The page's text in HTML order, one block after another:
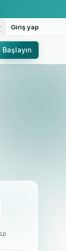
Giriş yap
Başlayın